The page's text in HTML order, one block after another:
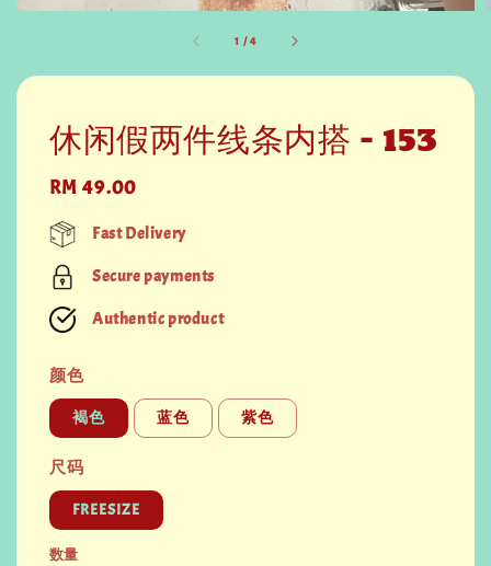
1 /4
休闲假两件线条内搭 - 153
Regular
price
RM 49.00
Fast Delivery
Secure payments
Authentic product
颜色
褐色 蓝色 紫色
尺码
FREESIZE
数量